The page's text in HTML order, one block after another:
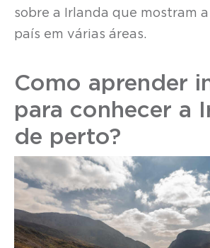
sobre a Irlanda que mostram
país em várias áreas.
Como aprender
para conhecer a
de perto?